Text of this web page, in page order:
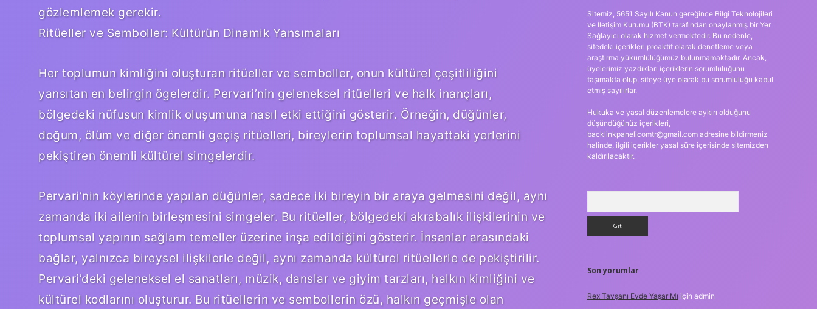
gözlemlemek gerekir.
Ritüeller ve Semboller: Kültürün Dinamik Yansımaları
Her toplumun kimliğini oluşturan ritüeller ve semboller, onun kültürel çeşitliliğini
yansıtan en belirgin ögelerdir. Pervari’nin geleneksel ritüelleri ve halk inançları,
bölgedeki nüfusun kimlik oluşumuna nasıl etki ettiğini gösterir. Örneğin, düğünler,
doğum, ölüm ve diğer önemli geçiş ritüelleri, bireylerin toplumsal hayattaki yerlerini
pekiştiren önemli kültürel simgelerdir.
Pervari’nin köylerinde yapılan düğünler, sadece iki bireyin bir araya gelmesini değil, aynı
zamanda iki ailenin birleşmesini simgeler. Bu ritüeller, bölgedeki akrabalık ilişkilerinin ve
toplumsal yapının sağlam temeller üzerine inşa edildiğini gösterir. İnsanlar arasındaki
bağlar, yalnızca bireysel ilişkilerle değil, aynı zamanda kültürel ritüellerle de pekiştirilir.
Pervari’deki geleneksel el sanatları, müzik, danslar ve giyim tarzları, halkın kimliğini ve
kültürel kodlarını oluşturur. Bu ritüellerin ve sembollerin özü, halkın geçmişle olan
Sitemiz, 5651 Sayılı Kanun gereğince Bilgi Teknolojileri
ve İletişim Kurumu (BTK) tarafından onaylanmış bir Yer
Sağlayıcı olarak hizmet vermektedir. Bu nedenle,
sitedeki içerikleri proaktif olarak denetleme veya
araştırma yükümlülüğümüz bulunmamaktadır. Ancak,
üyelerimiz yazdıkları içeriklerin sorumluluğunu
taşımakta olup, siteye üye olarak bu sorumluluğu kabul
etmiş sayılırlar.
Hukuka ve yasal düzenlemelere aykırı olduğunu
düşündüğünüz içerikleri,
backlinkpanelicomtr@gmail.comadresine bildirmeniz
halinde, ilgili içerikler yasal süre içerisinde sitemizden
kaldırılacaktır.
Son yorumlar
Rex Tavşanı Evde Yaşar Mı için admin